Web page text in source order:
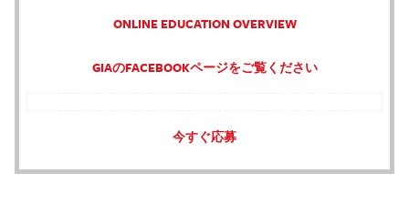
ONLINE EDUCATION OVERVIEW
GIAのFACEBOOKページをご覧ください
今すぐ応募